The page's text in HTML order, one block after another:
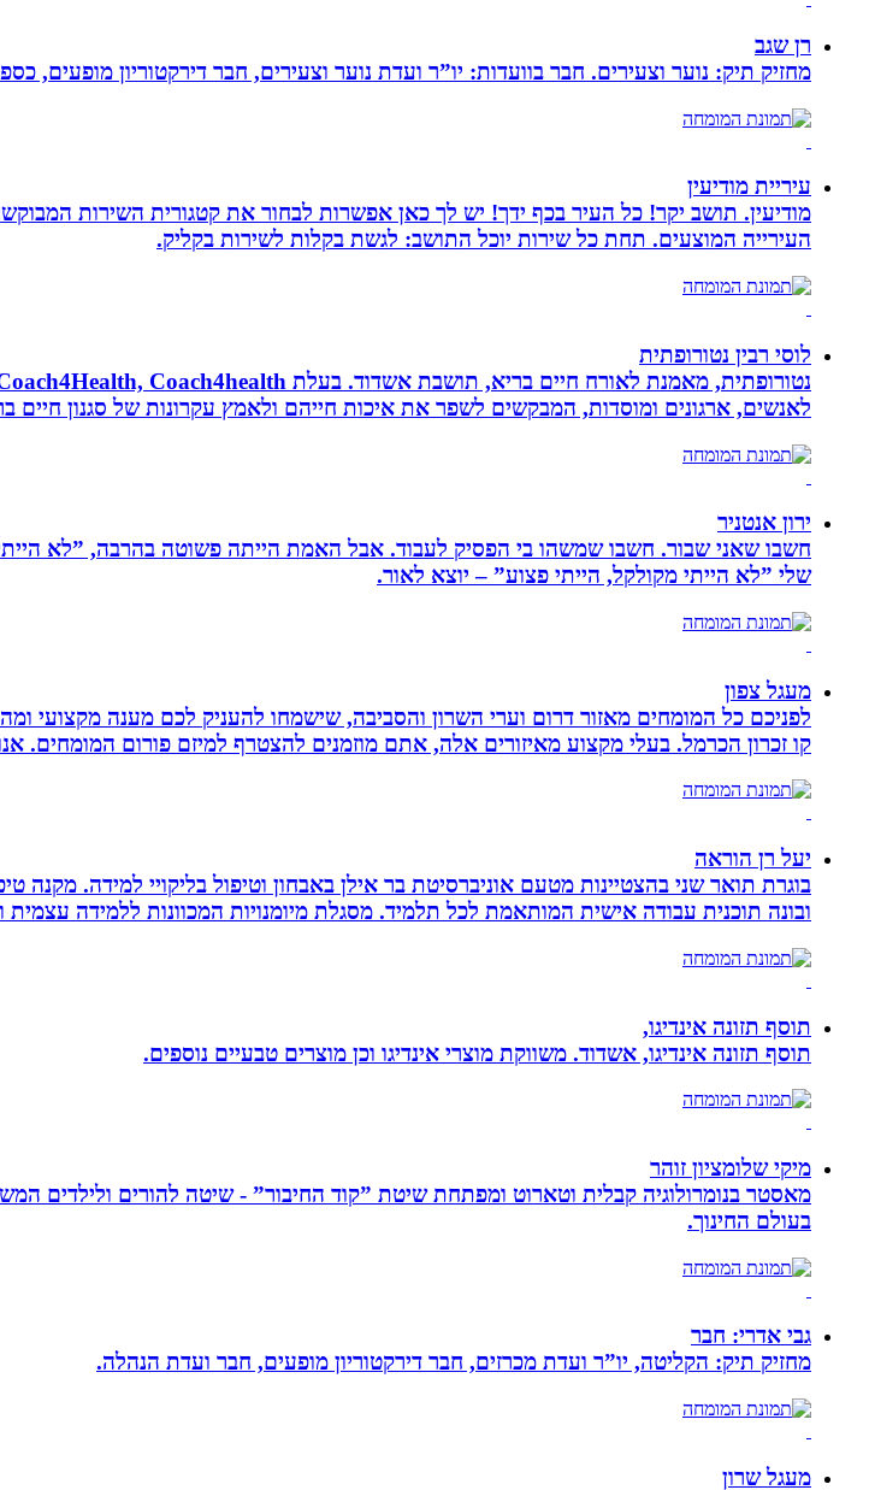
רן שגב
מחזיק תיק: נוער וצעירים. חבר בוועדות: יו”ר ועדת נוער וצעירים, חבר דירקטוריון מופעים,
עיריית מודיעין
מודיעין. תושב יקר! כל העיר בכף ידך! יש לך כאן אפשרות לבחור את קטגורית השירות
העירייה המוצעים. תחת כל שירות יוכל התושב: לגשת בקלות לשירות בקליק.
לוסי רבין נטורופתית
לאנשים, ארגונים ומוסדות, המבקשים לשפר את איכות חייהם ולאמץ עקרונות של סגנון חיים
ירון אנטניר
חשבו שאני שבור. חשבו שמשהו בי הפסיק לעבוד. אבל האמת הייתה פשוטה בהרבה, ”לא
שלי ”לא הייתי מקולקל, הייתי פצוע” – יוצא לאור.
מעגל צפון
לפניכם כל המומחים מאזור דרום וערי השרון והסביבה, שישמחו להעניק לכם מענה מקצועי
קו זכרון הכרמל. בעלי מקצוע מאיזורים אלה, אתם מוזמנים להצטרף למיזם פורום המומחים.
יעל רן הוראה
בוגרת תואר שני בהצטיינות מטעם אוניברסיטת בר אילן באבחון וטיפול בליקויי למידה.
ובונה תוכנית עבודה אישית המותאמת לכל תלמיד. מסגלת מיומנויות המכוונות ללמידה
תוסף תזונה אינדיגו,
תוסף תזונה אינדיגו, אשדוד. משווקת מוצרי אינדיגו וכן מוצרים טבעיים נוספים.
מיקי שלומציון זוהר
בעולם החינוך.
גבי אדרי: חבר
מחזיק תיק: הקליטה, יו”ר ועדת מכרזים, חבר דירקטוריון מופעים, חבר ועדת הנהלה.
מעגל שרון